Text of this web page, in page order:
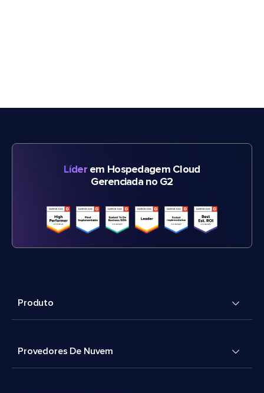
Líderem Hospedagem Cloud
Gerenciada no G2
Produto
Provedores De Nuvem